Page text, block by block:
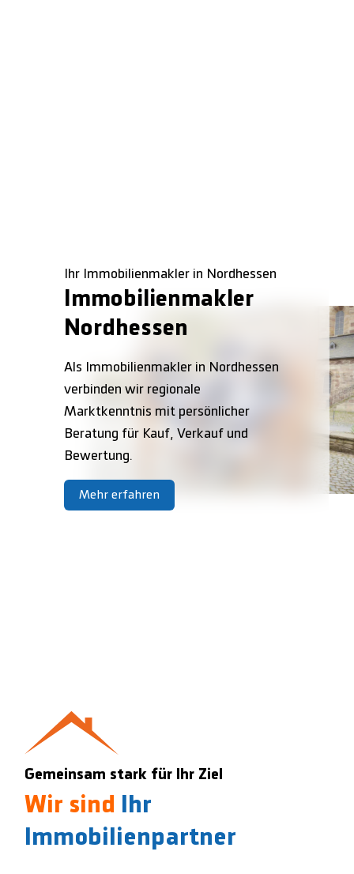
Ihr Immobilienmakler in Nordhessen
Immobilienmakler
Nordhessen
Als Immobilienmakler in Nordhessen
verbinden wir regionale
Marktkenntnis mit persönlicher
Beratung für Kauf, Verkauf und
Bewertung.
Mehr erfahren
Gemeinsam stark für Ihr Ziel
Wir sind
Ihr
Immobilienpartner